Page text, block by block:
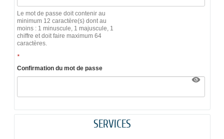
Le mot de passe doit contenir au
minimum 12 caractère(s) dont au
moins : 1 minuscule, 1 majuscule, 1
chiffre et doit faire maximum 64
caractères.
*
Confirmation du mot de passe
SERVICES